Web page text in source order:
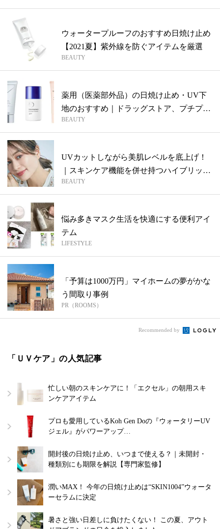
ウォータープルーフのおすすめ日焼け止め
【2021夏】紫外線を防ぐアイテムを厳選
BEAUTY
薬用（医薬部外品）の日焼け止め・UV下
地のおすすめ｜ドラッグストア、プチプラ
et...
BEAUTY
UVカットしながら美肌レベルを底上げ！
｜スキンケア機能を併せ持つハイブリッド
UV
BEAUTY
悩み多きマスク生活を快適にする便利アイ
テム
LIFESTYLE
「予算は1000万円」マイホームの夢がかな
う間取り事例
PR（ROOMS）
Recommended by
「ＵＶケア」の人気記事
忙しい朝のスキンケアに！「エクセル」の朝用スキ
ンケアアイテム
プロも愛用しているKoh Gen Doの『ウォータリーUV
ジェル』がパワーアップ…
開封後の日焼け止め、いつまで使える？｜未開封・
種類別にも期限を解説【専門家監修】
潤いMAX！ 今年の日焼け止めは“SKIN1004”ウォータ
ーセラムに決定
暑さと強い日差しに負けたくない！ この夏、アウト